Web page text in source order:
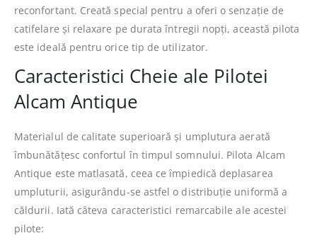
reconfortant. Creată special pentru a oferi o senzație de
catifelare și relaxare pe durata întregii nopți, această pilota
este ideală pentru orice tip de utilizator.
Caracteristici Cheie ale Pilotei
Alcam Antique
Materialul de calitate superioară și umplutura aerată
îmbunătățesc confortul în timpul somnului. Pilota Alcam
Antique este matlasată, ceea ce împiedică deplasarea
umpluturii, asigurându-se astfel o distribuție uniformă a
căldurii. Iată câteva caracteristici remarcabile ale acestei
pilote: